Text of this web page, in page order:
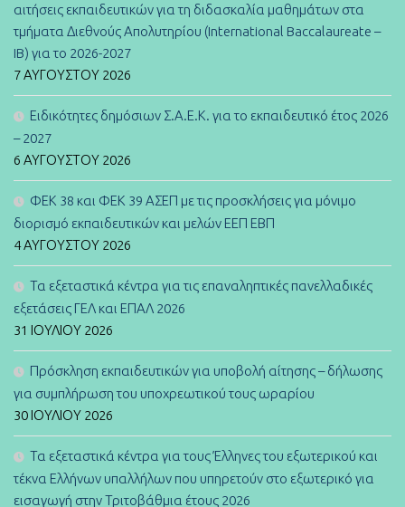
αιτήσεις εκπαιδευτικών για τη διδασκαλία μαθημάτων στα
τμήματα Διεθνούς Απολυτηρίου (International Baccalaureate –
IB) για το 2026-2027
7 ΑΥΓΟΎΣΤΟΥ 2026
Ειδικότητες δημόσιων Σ.Α.Ε.Κ. για το εκπαιδευτικό έτος 2026
– 2027
6 ΑΥΓΟΎΣΤΟΥ 2026
ΦΕΚ 38 και ΦΕΚ 39 ΑΣΕΠ με τις προσκλήσεις για μόνιμο
διορισμό εκπαιδευτικών και μελών ΕΕΠ ΕΒΠ
4 ΑΥΓΟΎΣΤΟΥ 2026
Τα εξεταστικά κέντρα για τις επαναληπτικές πανελλαδικές
εξετάσεις ΓΕΛ και ΕΠΑΛ 2026
31 ΙΟΥΛΊΟΥ 2026
Πρόσκληση εκπαιδευτικών για υποβολή αίτησης – δήλωσης
για συμπλήρωση του υποχρεωτικού τους ωραρίου
30 ΙΟΥΛΊΟΥ 2026
Τα εξεταστικά κέντρα για τους Έλληνες του εξωτερικού και
τέκνα Ελλήνων υπαλλήλων που υπηρετούν στο εξωτερικό για
εισαγωγή στην Τριτοβάθμια έτους 2026